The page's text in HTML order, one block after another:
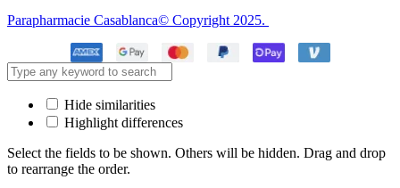
Parapharmacie Casablanca© Copyright 2025.
Hide similarities
Highlight differences
Select the fields to be shown. Others will be hidden. Drag and drop
to rearrange the order.